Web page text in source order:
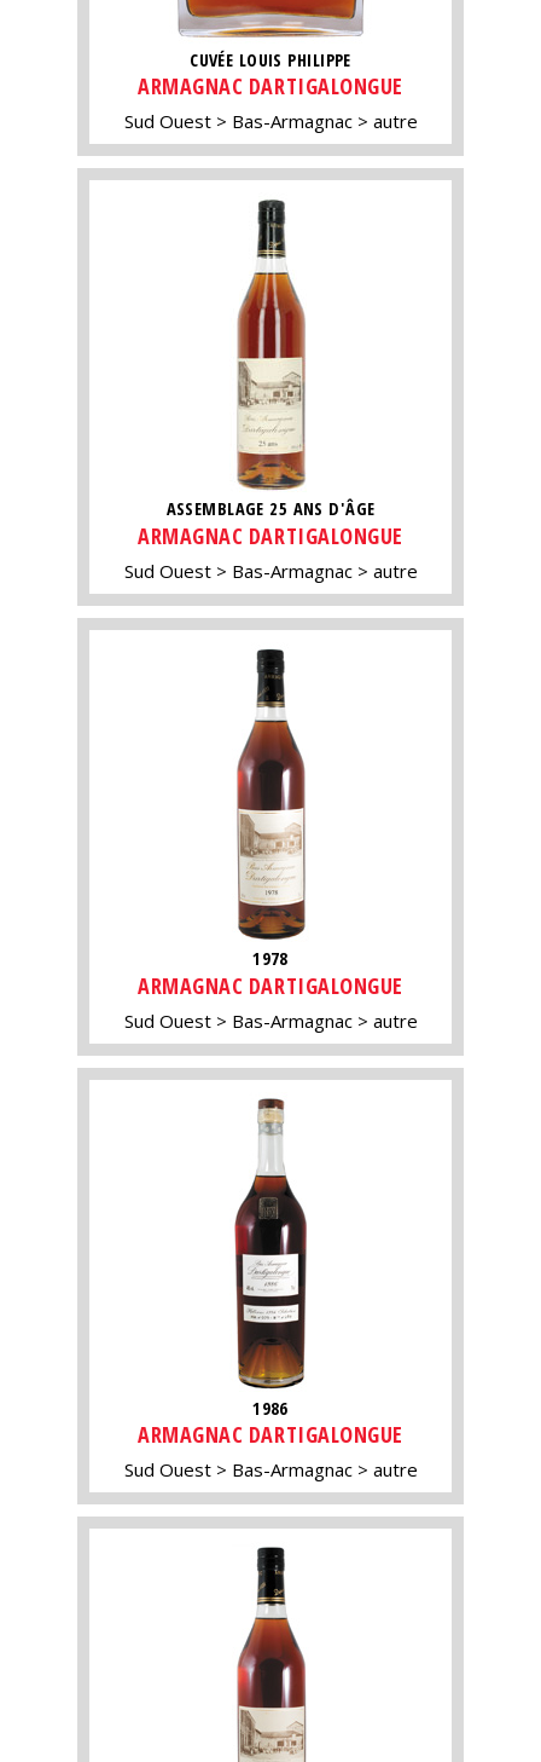
CUVÉE LOUIS PHILIPPE
ARMAGNAC DARTIGALONGUE
Sud Ouest Bas-Armagnac autre
ASSEMBLAGE 25 ANS D'ÂGE
ARMAGNAC DARTIGALONGUE
Sud Ouest Bas-Armagnac autre
1978
ARMAGNAC DARTIGALONGUE
Sud Ouest Bas-Armagnac autre
1986
ARMAGNAC DARTIGALONGUE
Sud Ouest Bas-Armagnac autre